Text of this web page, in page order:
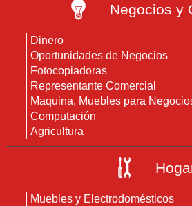
Negocios y
Dinero
Oportunidades de Negocios
Fotocopiadoras
Representante Comercial
Maquina, Muebles para
Computación
Agricultura
Muebles y Electrodomésticos